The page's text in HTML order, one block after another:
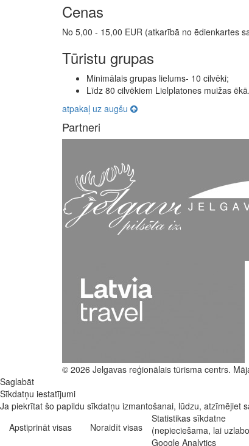
Cenas
No 5,00 - 15,00 EUR (atkarībā no ēdienkartes
Tūristu grupas
Minimālais grupas lielums- 10 cilvēki;
Līdz 80 cilvēkiem Lielplatones muižas
atpakaļ uz augšu
Partneri
© 2026 Jelgavas reģionālais tūrisma centrs.
Saglabāt
Sīkdatņu iestatījumi
Ja piekrītat šo papildu sīkdatņu izmantošanai, lūdzu, atzīmējiet
Apstiprināt visas
Noraidīt visas
Statistikas sīkdatne
(nepieciešama, lai
Google Analytics